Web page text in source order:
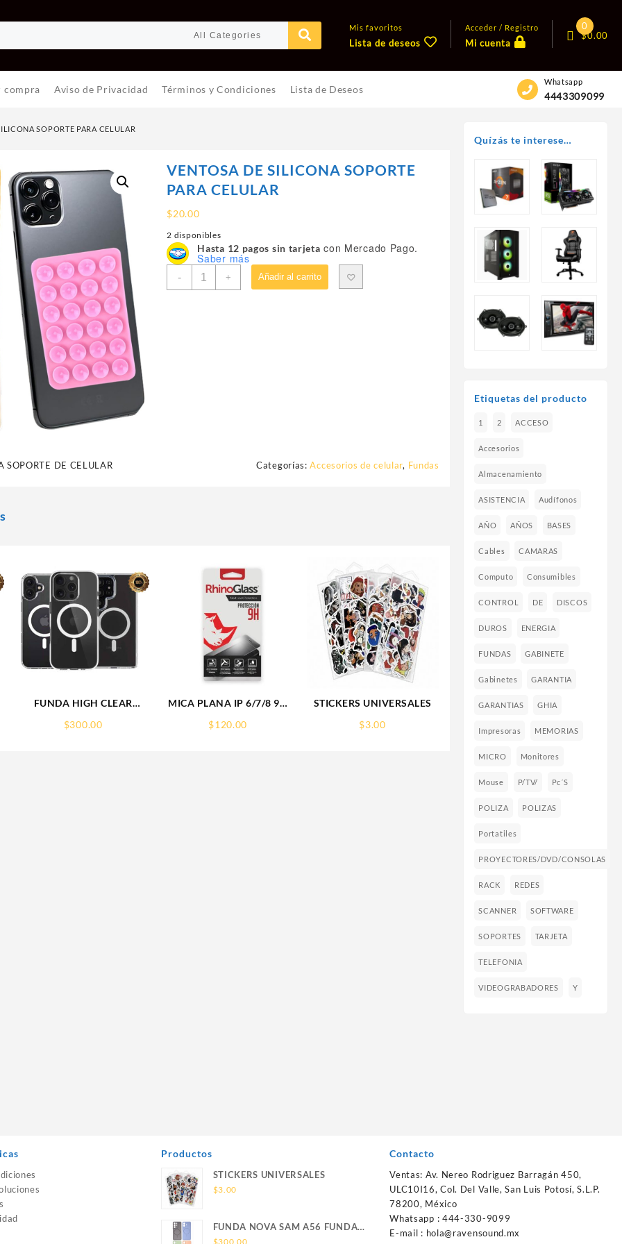
Mis favoritos
Lista de deseos
Acceder / Registro
Mi cuenta
0
$0.00
compra Aviso de Privacidad Términos y Condiciones Lista de Deseos
Whatsapp
4443309099
SOPORTE PARA CELULAR
VENTOSA DE SILICONA SOPORTE
PARA CELULAR
$20.00
2 disponibles
Hasta 12 pagos sin tarjeta con Mercado Pago.
Saber más
-
VENTOSA
+ Añadir al carrito
SOPORTE DE CELULAR Categorías:Accesorios de celular, Fundas
FUNDA HIGH CLEAR
$300.00
MICA PLANA IP 6/7/8 9H
$120.00
STICKERS UNIVERSALES
$3.00
Quízás te interese…
Etiquetas del producto
1 2 ACCESO
Accesorios
Almacenamiento
ASISTENCIA Audífonos
AÑO AÑOS BASES
Cables CAMARAS
Computo Consumibles
CONTROL DE DISCOS
DUROS ENERGIA
FUNDAS GABINETE
Gabinetes GARANTIA
GARANTIAS GHIA
Impresoras MEMORIAS
MICRO Monitores
Mouse P/TV/ Pc´s
POLIZA POLIZAS
Portatiles
PROYECTORES/DVD/CONSOLAS
RACK REDES
SCANNER SOFTWARE
SOPORTES TARJETA
TELEFONIA
VIDEOGRABADORES Y
Productos
STICKERS UNIVERSALES
$3.00
FUNDA NOVA SAM A56 FUNDA
SILICONA SIN SOPORTE
$300.00
Contacto
Ventas: Av. Nereo Rodriguez Barragán 450,
ULC10I16, Col. Del Valle, San Luis Potosí, S.L.P.
78200, México
Whatsapp : 444-330-9099
E-mail : hola@ravensound.mx